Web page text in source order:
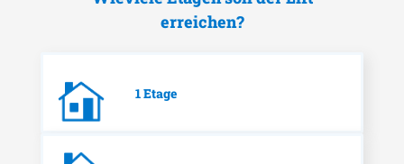
erreichen?
1 Etage